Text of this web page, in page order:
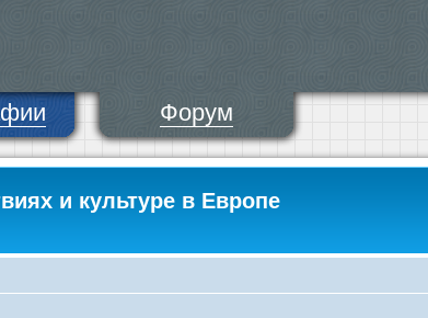
Форум
и культуре в Европе